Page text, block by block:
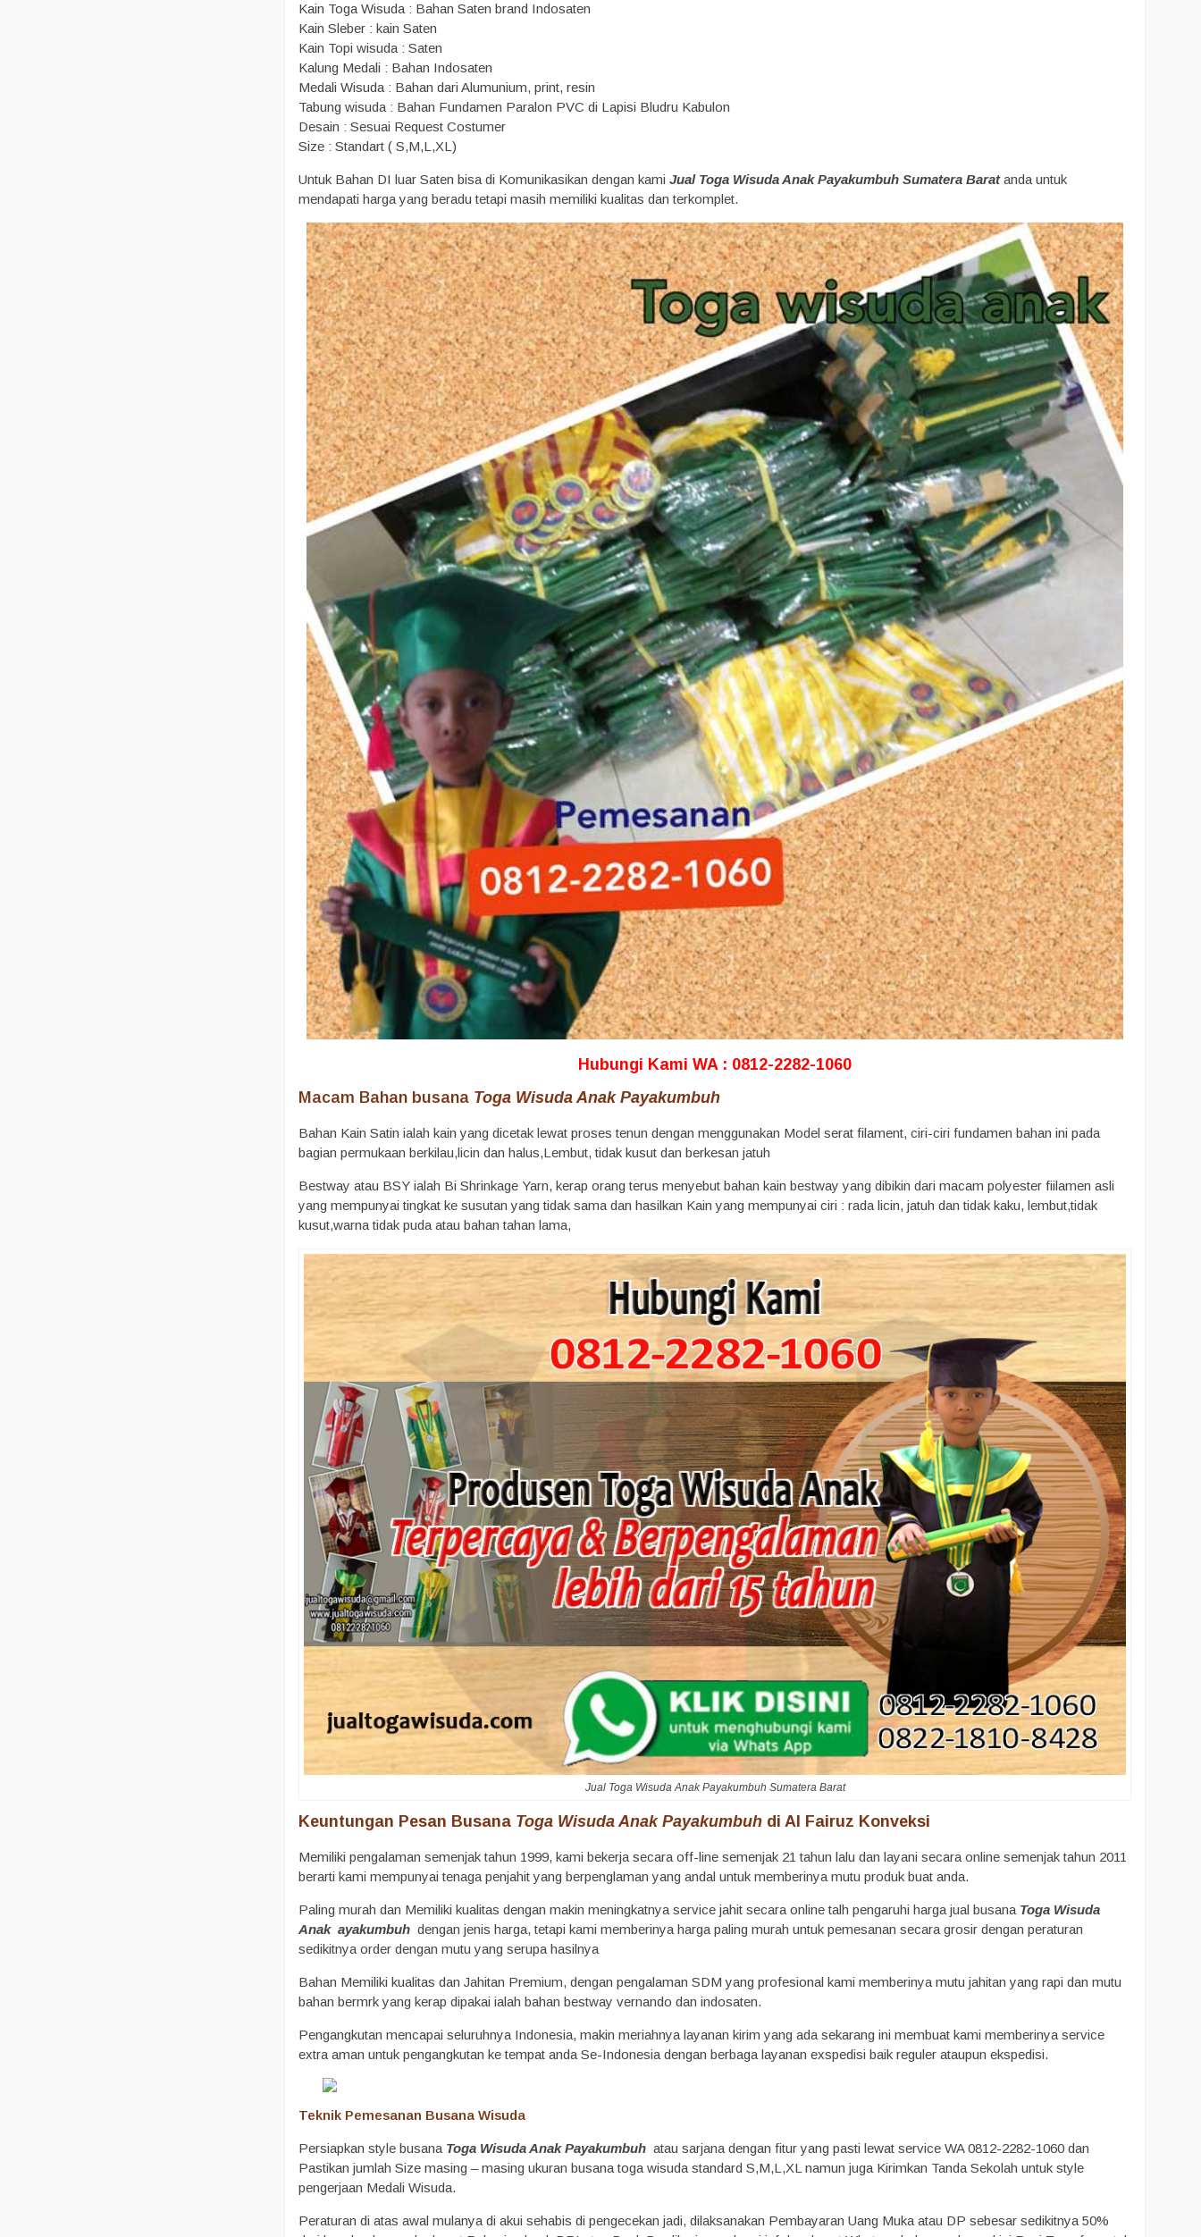
Kain Toga Wisuda : Bahan Saten brand Indosaten
Kain Sleber : kain Saten
Kain Topi wisuda : Saten
Kalung Medali : Bahan Indosaten
Medali Wisuda : Bahan dari Alumunium, print, resin
Tabung wisuda : Bahan Fundamen Paralon PVC di Lapisi Bludru Kabulon
Desain : Sesuai Request Costumer
Size : Standart ( S,M,L,XL)
Untuk Bahan DI luar Saten bisa di Komunikasikan dengan kamiJual Toga Wisuda Anak Payakumbuh Sumatera Baratanda untuk
mendapati harga yang beradu tetapi masih memiliki kualitas dan terkomplet.
Hubungi Kami WA : 0812-2282-1060
Macam Bahan busana Toga Wisuda Anak Payakumbuh
Bahan Kain Satin ialah kain yang dicetak lewat proses tenun dengan menggunakan Model serat filament, ciri-ciri fundamen bahan ini pada
bagian permukaan berkilau,licin dan halus,Lembut, tidak kusut dan berkesan jatuh
Bestway atau BSY ialah Bi Shrinkage Yarn, kerap orang terus menyebut bahan kain bestway yang dibikin dari macam polyester fiilamen asli
yang mempunyai tingkat ke susutan yang tidak sama dan hasilkan Kain yang mempunyai ciri : rada licin, jatuh dan tidak kaku, lembut,tidak
kusut,warna tidak puda atau bahan tahan lama,
Jual Toga Wisuda Anak Payakumbuh Sumatera Barat
Keuntungan Pesan Busana Toga Wisuda Anak Payakumbuh di Al Fairuz Konveksi
Memiliki pengalaman semenjak tahun 1999, kami bekerja secara off-line semenjak 21 tahun lalu dan layani secara online semenjak tahun 2011
berarti kami mempunyai tenaga penjahit yang berpenglaman yang andal untuk memberinya mutu produk buat anda.
Paling murah dan Memiliki kualitas dengan makin meningkatnya service jahit secara online talh pengaruhi harga jual busana Toga Wisuda
Anak ayakumbuh dengan jenis harga, tetapi kami memberinya harga paling murah untuk pemesanan secara grosir dengan peraturan
sedikitnya order dengan mutu yang serupa hasilnya
Bahan Memiliki kualitas dan Jahitan Premium, dengan pengalaman SDM yang profesional kami memberinya mutu jahitan yang rapi dan mutu
bahan bermrk yang kerap dipakai ialah bahan bestway vernando dan indosaten.
Pengangkutan mencapai seluruhnya Indonesia, makin meriahnya layanan kirim yang ada sekarang ini membuat kami memberinya service
extra aman untuk pengangkutan ke tempat anda Se-Indonesia dengan berbaga layanan exspedisi baik reguler ataupun ekspedisi.
Teknik Pemesanan Busana Wisuda
Persiapkan style busana Toga Wisuda Anak Payakumbuh atau sarjana dengan fitur yang pasti lewat service WA 0812-2282-1060 dan
Pastikan jumlah Size masing – masing ukuran busana toga wisuda standard S,M,L,XL namun juga Kirimkan Tanda Sekolah untuk style
pengerjaan Medali Wisuda.
Peraturan di atas awal mulanya di akui sehabis di pengecekan jadi, dilaksanakan Pembayaran Uang Muka atau DP sebesar sedikitnya 50%